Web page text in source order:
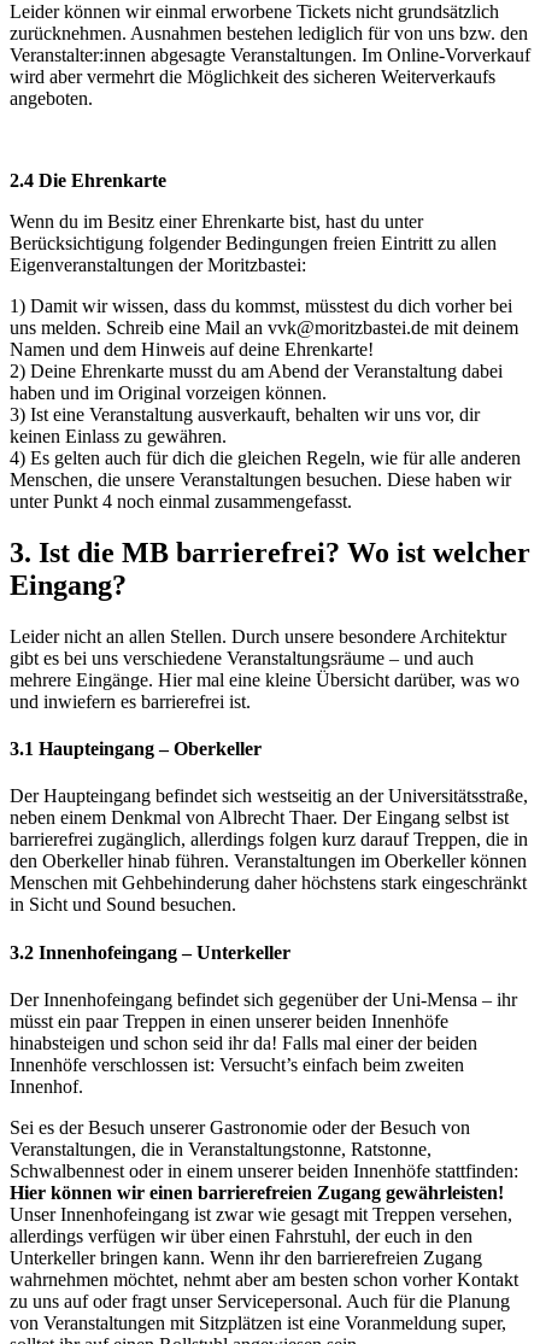
Leider können wir einmal erworbene Tickets nicht grundsätzlich
zurücknehmen. Ausnahmen bestehen lediglich für von uns bzw. den
Veranstalter:innen abgesagte Veranstaltungen. Im Online-Vorverkauf
wird aber vermehrt die Möglichkeit des sicheren Weiterverkaufs
angeboten.
2.4 Die Ehrenkarte
Wenn du im Besitz einer Ehrenkarte bist, hast du unter
Berücksichtigung folgender Bedingungen freien Eintritt zu allen
Eigenveranstaltungen der Moritzbastei:
1) Damit wir wissen, dass du kommst, müsstest du dich vorher bei
uns melden. Schreib eine Mail an vvk@moritzbastei.de mit deinem
Namen und dem Hinweis auf deine Ehrenkarte!
2) Deine Ehrenkarte musst du am Abend der Veranstaltung dabei
haben und im Original vorzeigen können.
3) Ist eine Veranstaltung ausverkauft, behalten wir uns vor, dir
keinen Einlass zu gewähren.
4) Es gelten auch für dich die gleichen Regeln, wie für alle anderen
Menschen, die unsere Veranstaltungen besuchen. Diese haben wir
unter Punkt 4 noch einmal zusammengefasst.
3. Ist die MB barrierefrei? Wo ist welcher
Eingang?
Leider nicht an allen Stellen. Durch unsere besondere Architektur
gibt es bei uns verschiedene Veranstaltungsräume – und auch
mehrere Eingänge. Hier mal eine kleine Übersicht darüber, was wo
und inwiefern es barrierefrei ist.
3.1 Haupteingang – Oberkeller
Der Haupteingang befindet sich westseitig an der Universitätsstraße,
neben einem Denkmal von Albrecht Thaer. Der Eingang selbst ist
barrierefrei zugänglich, allerdings folgen kurz darauf Treppen, die in
den Oberkeller hinab führen. Veranstaltungen im Oberkeller können
Menschen mit Gehbehinderung daher höchstens stark eingeschränkt
in Sicht und Sound besuchen.
3.2 Innenhofeingang – Unterkeller
Der Innenhofeingang befindet sich gegenüber der Uni-Mensa – ihr
müsst ein paar Treppen in einen unserer beiden Innenhöfe
hinabsteigen und schon seid ihr da! Falls mal einer der beiden
Innenhöfe verschlossen ist: Versucht’s einfach beim zweiten
Innenhof.
Sei es der Besuch unserer Gastronomie oder der Besuch von
Veranstaltungen, die in Veranstaltungstonne, Ratstonne,
Schwalbennest oder in einem unserer beiden Innenhöfe stattfinden:
Hier können wir einen barrierefreien Zugang gewährleisten!
Unser Innenhofeingang ist zwar wie gesagt mit Treppen versehen,
allerdings verfügen wir über einen Fahrstuhl, der euch in den
Unterkeller bringen kann. Wenn ihr den barrierefreien Zugang
wahrnehmen möchtet, nehmt aber am besten schon vorher Kontakt
zu uns auf oder fragt unser Servicepersonal. Auch für die Planung
von Veranstaltungen mit Sitzplätzen ist eine Voranmeldung super,